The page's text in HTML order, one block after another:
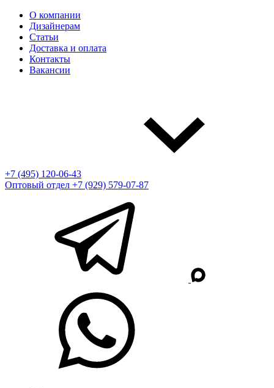
О компании
Дизайнерам
Статьи
Доставка и оплата
Контакты
Вакансии
+7 (495) 120-06-43
Оптовый отдел +7 (929) 579-07-87